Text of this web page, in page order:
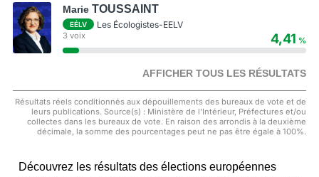
Marie TOUSSAINT
EÉLV Les Écologistes-EELV
3 voix 4,41 %
AFFICHER TOUS LES RÉSULTATS
Résultats réels conditionnés aux dépouillements des bureaux de vote et de
leurs publications. Source(s) : Ministère de l'Intérieur, Préfectures et/ou
collectes dans les bureaux de vote. En raison des arrondis à la deuxième
décimale, la somme des pourcentages peut ne pas être égale à 100%.
Découvrez les résultats des élections européennes